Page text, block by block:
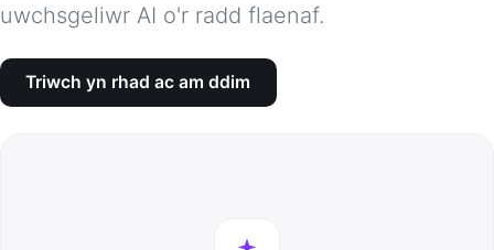
uwchsgeliwr AI o'r radd flaenaf.
Triwch yn rhad ac am ddim